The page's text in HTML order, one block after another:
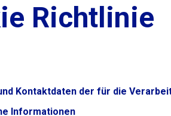
Richtlinie
Kontaktdaten der für die
Informationen